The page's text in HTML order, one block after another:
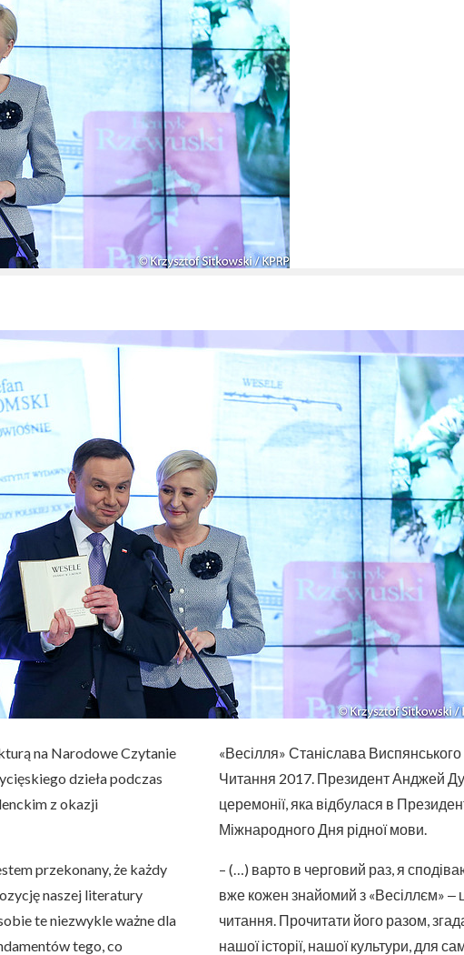
na Narodowe Czytanie
dzieła podczas
z okazji
przekonany, że każdy
naszej literatury
te niezwykle ważne dla
tego, co
«Весілля» Станіслава
Читання 2017. Президент Анджей
церемонії, яка відбулася в
Міжнародного Дня рідної мови.
– (…) варто в черговий раз, я
вже кожен знайомий з «Весіллєм» ‒
читання. Прочитати його разом,
нашої історії, нашої культури, для